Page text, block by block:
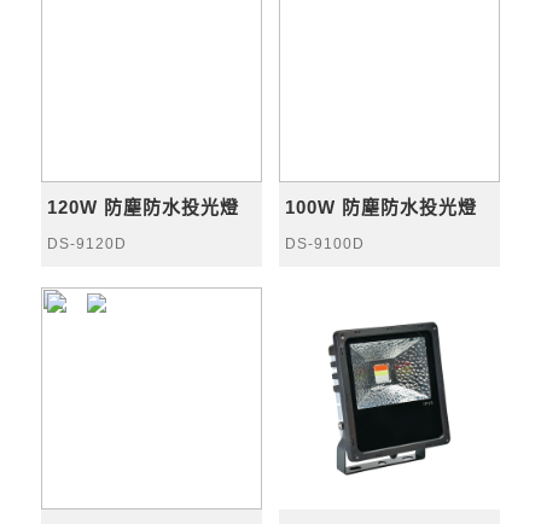
120W 防塵防水投光燈
DS-9120D
100W 防塵防水投光燈
DS-9100D